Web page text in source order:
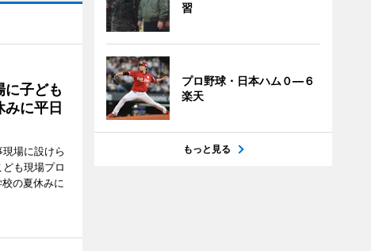
に子ども
に平日
場に設けら
も現場プロ
の夏休みに
習
プロ野球・日本ハム０―６
楽天
もっと見る